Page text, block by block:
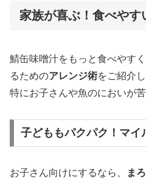
家族が喜ぶ！食べやす
鯖缶味噌汁をもっと食べやす
るためのアレンジ術をご紹介し
特にお子さんや魚のにおいが
子どももパクパク！マイ
お子さん向けにするなら、 ま